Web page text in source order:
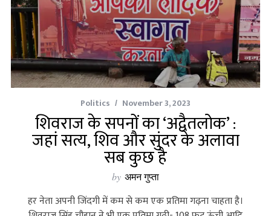
Politics November 3, 2023
शिवराज के सपनों का ‘अद्वैतलोक’ :
जहां सत्य, शिव और सुंदर के अलावा
सब कुछ है
by अमन गुप्ता
हर नेता अपनी जिंदगी में कम से कम एक प्रतिमा गढ़ना चाहता है।